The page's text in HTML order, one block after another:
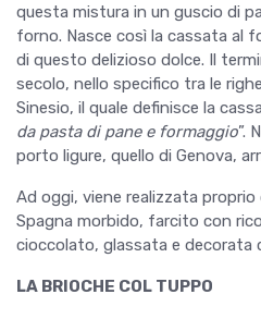
questa mistura in un guscio di
forno. Nasce così la cassata al
di questo delizioso dolce. Il
secolo, nello specifico tra le
Sinesio, il quale definisce la
da pasta di pane e formaggio”.
porto ligure, quello di Genova,
Ad oggi, viene realizzata
Spagna morbido, farcito con
cioccolato, glassata e decorata
LA BRIOCHE COL TUPPO